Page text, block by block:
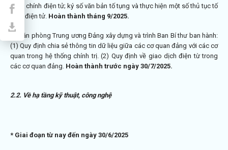
hành chính điện tử; ký số văn bản tố tụng và thực hiện một số thủ tục tố
tụng điện tử. Hoàn thành tháng 9/2025.
đ) Văn phòng Trung ương Đảng xây dựng và trình Ban Bí thư ban hành:
(1) Quy định chia sẻ thông tin dữ liệu giữa các cơ quan đảng với các cơ
quan trong hệ thống chính trị. (2) Quy định về giao dịch điện từ trong
các cơ quan đảng. Hoàn thành trước ngày 30/7/2025.
2.2. Về hạ tầng kỹ thuật, công nghệ
* Giai đoạn từ nay đến ngày 30/6/2025